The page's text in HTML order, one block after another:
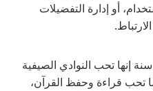
أو إدارة التفضيلات
وقالت الطالبة مريم جمعة 12 سنة إنها تحب النوادي الصيفية
تحب قراءة وحفظ القرآن،